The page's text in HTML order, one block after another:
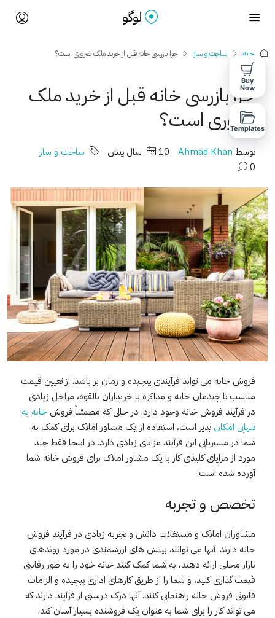
خانه ساخت و ساز چرا بازرسی خانه قبل از خرید ملک ضروری است؟
چرا بازرسی خانه قبل از خرید ملک
ضروری است؟
توسط Ahmad Khan 10 سال پیش
ساخت و ساز
0
فروش خانه می تواند فرآیندی پیچیده و زمان بر باشد. از تعیین قیمت
مناسب تا چیدمان خانه و مذاکره با خریداران بالقوه، مراحل زیادی
در فرآیند فروش خانه وجود دارد. در حالی که مطمئناً فروش خانه به
تنهایی امکان پذیر است، استفاده از یک مشاور املاک برای کمک به
شما در مسیریابی این فرآیند مزایای زیادی دارد. در اینجا فقط چند
مورد از مزایای کلیدی کار با یک مشاور املاک برای فروش خانه شما
آورده شده است:
تخصص و تجربه
مشاوران املاک و مستغلات دانش و تجربه زیادی در فرآیند فروش
خانه دارند. آنها می توانند بینش های ارزشمندی در مورد روندهای
بازار محلی ارائه دهند، به شما کمک کنند خانه خود را به طور رقابتی
قیمت گذاری کنید، و شما را از طریق کارهای اداری پیچیده و الزامات
قانونی فروش خانه راهنمایی کنند. آنها درک درستی از فرآیند دارند که
می تواند کار را برای شما به عنوان یک فروشنده بسیار آسان کند.
Buy
Now
Templates